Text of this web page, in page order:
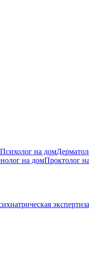
Психолог на дом
на домПроктолог
экспертиза